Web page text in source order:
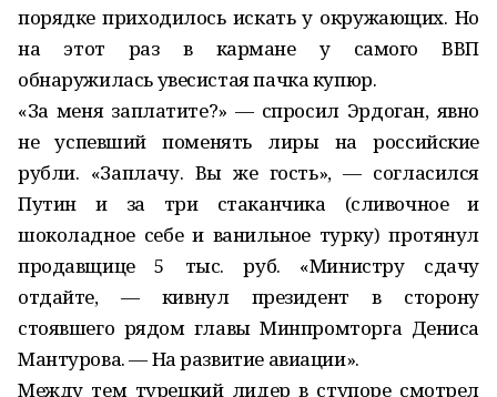
порядке приходилось искать у окружающих. Но
на этот раз в кармане у самого ВВП
обнаружилась увесистая пачка купюр.
«За меня заплатите?» — спросил Эрдоган, явно
не успевший поменять лиры на российские
рубли. «Заплачу. Вы же гость», — согласился
Путин и за три стаканчика (сливочное и
шоколадное себе и ванильное турку) протянул
продавщице 5 тыс. руб. «Министру сдачу
отдайте, — кивнул президент в сторону
стоявшего рядом главы Минпромторга Дениса
Мантурова. — На развитие авиации».
Между тем турецкий лидер в ступоре смотрел